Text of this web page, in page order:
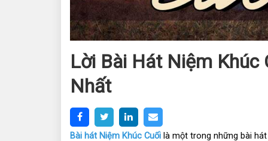
Lời Bài Hát Niệm Khúc
Nhất
Bài hát Niệm Khúc Cuối là một trong những bài